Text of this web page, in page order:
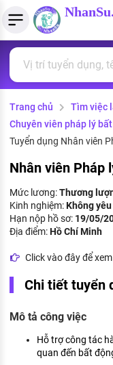
Tìm việc làm
Việc làm ngành
Việc làm lương
Việc làm tốt nhất
CÔNG TY
Nhà tuyển dụng
Quản lý CV
Tải CV lên
Tạo CV trực tuyến
MẪU CV THEO
Mẫu CV đơn giản
Tính lương Gross
Tính thuế thu
Tính trợ cấp thất
PHÁP LUẬT VIỆT
Văn bản pháp luật
Chính sách mới
PHÁP LUẬT LAO
Lao động và tiền
Bảo hiểm và
Thuế thu nhập
Hồ sơ biểu mẫu
Chính sách lao
KHÁM PHÁ NGHỀ
Tử vi nghề nghiệp
Trang chủ Tìm việc
Chuyên viên pháp lý
Tuyển dụng Nhân viên
Nhân viên Pháp
Mức lương:Thương
Kinh nghiệm:Không
Hạn nộp hồ sơ: 19/05/
Địa điểm:Hồ Chí Minh
Click vào đây để
Chi tiết tuyển
Mô tả công việc
Hỗ trợ công tác
quan đến bất